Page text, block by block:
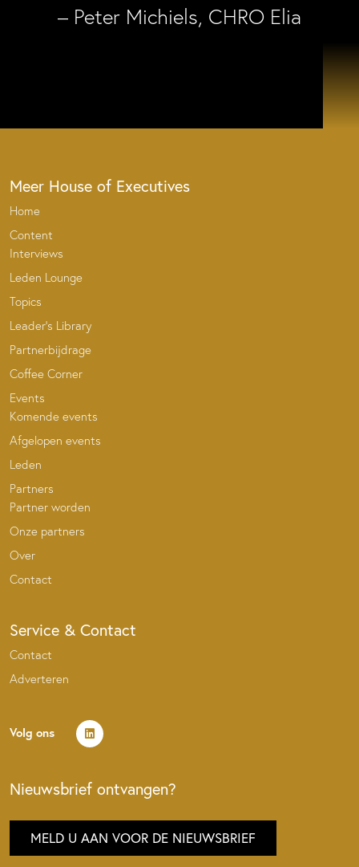
– Peter Michiels, CHRO Elia
Meer House of Executives
Home
Content
Interviews
Leden Lounge
Topics
Leader’s Library
Partnerbijdrage
Coffee Corner
Events
Komende events
Afgelopen events
Leden
Partners
Partner worden
Onze partners
Over
Contact
Service & Contact
Contact
Adverteren
Volg ons
Nieuwsbrief ontvangen?
MELD U AAN VOOR DE NIEUWSBRIEF